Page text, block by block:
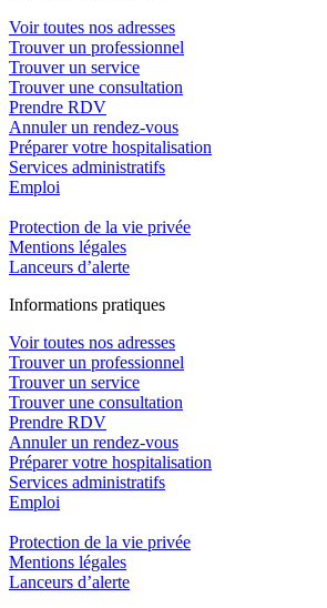
Voir toutes nos adresses
Trouver un professionnel
Trouver un service
Trouver une consultation
Prendre RDV
Annuler un rendez-vous
Préparer votre hospitalisation
Services administratifs
Emploi​
Protection de la vie privée
Mentions légales
Lanceurs d’alerte
Informations pratiques
Voir toutes nos adresses
Trouver un professionnel
Trouver un service
Trouver une consultation
Prendre RDV
Annuler un rendez-vous
Préparer votre hospitalisation
Services administratifs
Emploi​
Protection de la vie privée
Mentions légales
Lanceurs d’alerte